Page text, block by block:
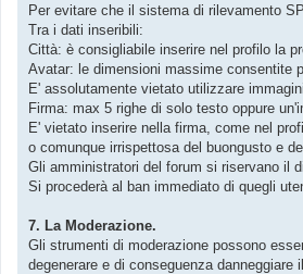
Per evitare che il sistema di rilevamento
Tra i dati inseribili:
Città: è consigliabile inserire nel profilo la
Avatar: le dimensioni massime consentite
E' assolutamente vietato utilizzare
Firma: max 5 righe di solo testo oppure
E' vietato inserire nella firma, come nel
o comunque irrispettosa del buongusto e
Gli amministratori del forum si riservano il
Si procederà al ban immediato di quegli
7. La Moderazione.
Gli strumenti di moderazione possono
degenerare e di conseguenza